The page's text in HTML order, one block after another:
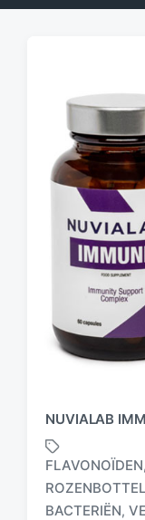
NUVIALAB
G
FLAVONOÏDEN,
ROZENBOTTEL
BACTERIËN,